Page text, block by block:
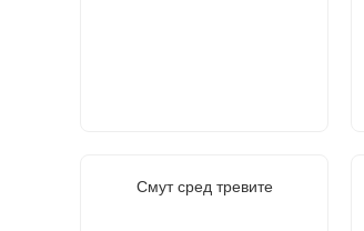
Смут сред тревите